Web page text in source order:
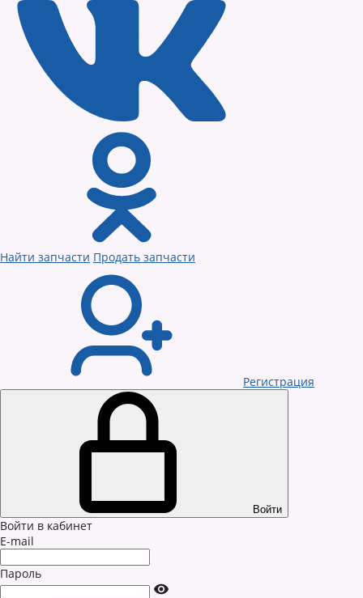
Найти запчасти Продать запчасти
Регистрация
Войти
Войти в кабинет
E-mail
Пароль